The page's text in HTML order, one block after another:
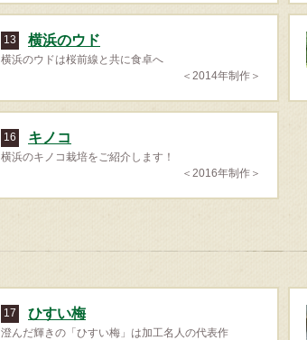
13 横浜のウド
横浜のウドは桜前線と共に食卓へ
＜2014年制作＞
16 キノコ
横浜のキノコ栽培をご紹介します！
＜2016年制作＞
17 ひすい梅
澄んだ輝きの「ひすい梅」は加工名人の代表作